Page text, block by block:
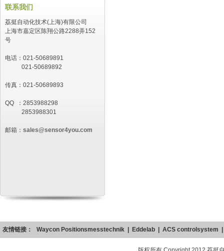
联系我们
荔挺自动化技术(上海)有限公司
上海市嘉定区陈翔公路2288弄152
号
电话：021-50689891
021-50689892
传真：021-50689893
QQ ：2853988298
2853988301
邮箱： sales@sensor4you.com
友情链接： Waycon Positionsmesstechnik Eddelab ACS controlsystem